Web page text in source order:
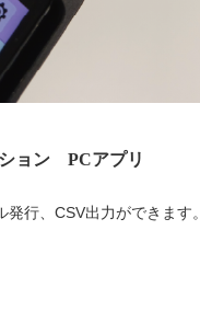
ョン PCアプリ
行、CSV出力ができます。